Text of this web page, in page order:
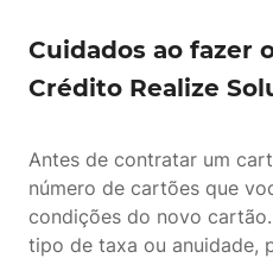
Cuidados ao fazer
Crédito Realize
Antes de contratar um
número de cartões que
condições do novo
tipo de taxa ou anuidade,